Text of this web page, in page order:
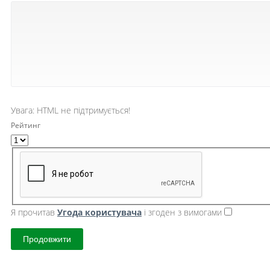
Увага: HTML не підтримується!
Рейтинг
Я прочитав Угода користувача і згоден з вимогами
Продовжити